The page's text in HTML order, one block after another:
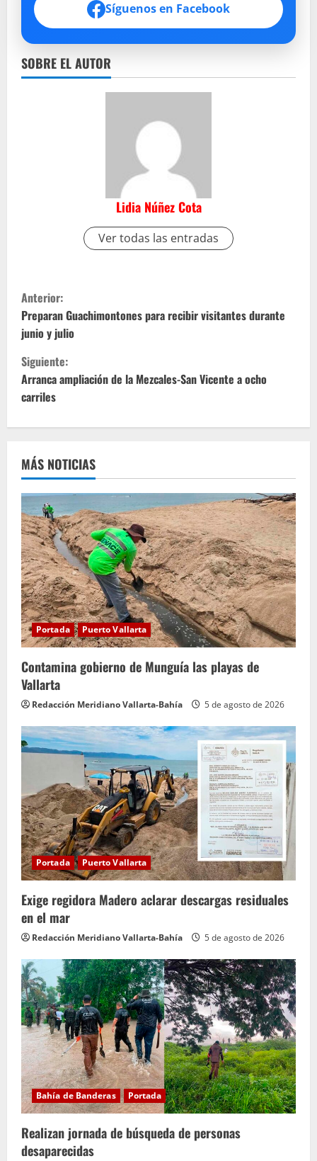
Síguenos en Facebook
SOBRE EL AUTOR
Lidia Núñez Cota
Ver todas las entradas
S
i
g
u
e
e
y
e
n
d
o
Anterior:
Preparan Guachimontones para recibir visitantes durante
junio y julio
Siguiente:
Arranca ampliación de la Mezcales-San Vicente a ocho
carriles
MÁS NOTICIAS
Portada Puerto Vallarta
Contamina gobierno de Munguía las playas de
Vallarta
Redacción Meridiano Vallarta-Bahía 5 de agosto de 2026
Portada Puerto Vallarta
Exige regidora Madero aclarar descargas residuales
en el mar
Redacción Meridiano Vallarta-Bahía 5 de agosto de 2026
Bahía de Banderas Portada
Realizan jornada de búsqueda de personas
desaparecidas